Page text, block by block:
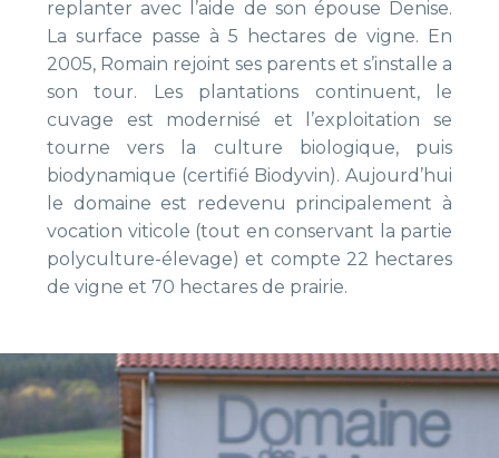
replanter avec l’aide de son épouse Denise.
La surface passe à 5 hectares de vigne. En
2005, Romain rejoint ses parents et s’installe a
son tour. Les plantations continuent, le
cuvage est modernisé et l’exploitation se
tourne vers la culture biologique, puis
biodynamique (certifié Biodyvin). Aujourd’hui
le domaine est redevenu principalement à
vocation viticole (tout en conservant la partie
polyculture-élevage) et compte 22 hectares
de vigne et 70 hectares de prairie.